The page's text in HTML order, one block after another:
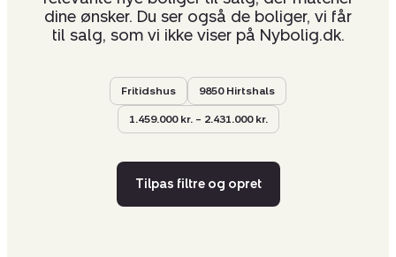
dine ønsker. Du ser også de boliger, vi får
til salg, som vi ikke viser på Nybolig.dk.
Fritidshus 9850 Hirtshals
1.459.000 kr. – 2.431.000 kr.
Tilpas filtre og opret